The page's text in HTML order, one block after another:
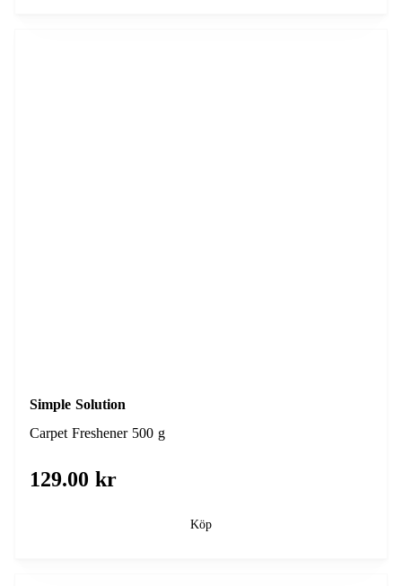
Simple Solution
Carpet Freshener 500 g
129.00 kr
Köp